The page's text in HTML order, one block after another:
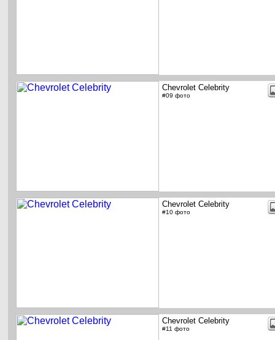
Chevrolet Celebrity
#09 фото
Chevrolet Celebrity
#10 фото
Chevrolet Celebrity
#11 фото